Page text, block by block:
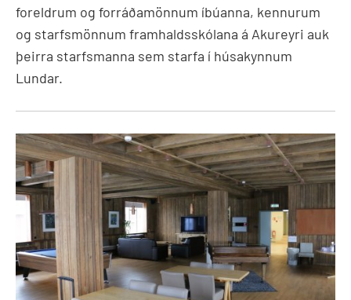
foreldrum og forráðamönnum íbúanna, kennurum
og starfsmönnum framhaldsskólana á Akureyri auk
þeirra starfsmanna sem starfa í húsakynnum
Lundar.